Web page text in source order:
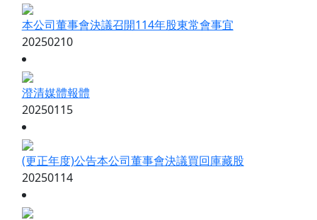
本公司董事會決議召開114年股東常會事宜
20250210
澄清媒體報體
20250115
(更正年度)公告本公司董事會決議買回庫藏股
20250114